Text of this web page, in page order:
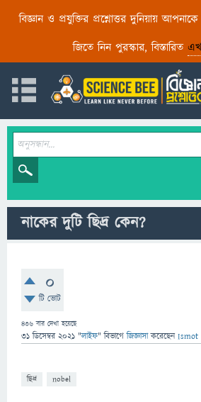
বিজ্ঞান ও প্রযুক্তির প্রশ্নোত্তর দুনিয়ায়
জিতে নিন পুরস্কার, বিস্তারিত
নাকের দুটি ছিদ্র কেন?
0
টি ভোট
436 বার দেখা হয়েছে
31 ডিসেম্বর 2021 "লাইফ" বিভাগে জিজ্ঞাসাকরেছেনIsmot
ছিদ্র nobel